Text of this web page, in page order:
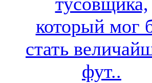
который мог
стать
фут..